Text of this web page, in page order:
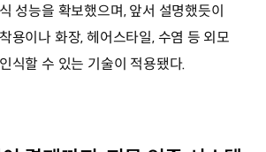
성능을 확보했으며, 앞서 설명했듯이
용이나 화장, 헤어스타일, 수염 등 외모
식할 수 있는 기술이 적용됐다.